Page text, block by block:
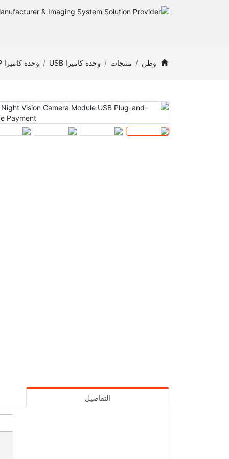
وطن منتجات وحدة كاميرا USB وحدة كاميرا VAG/0.3MP
التفاصيل